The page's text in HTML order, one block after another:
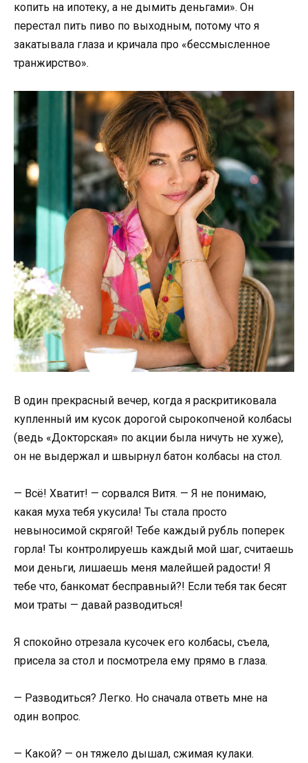
копить на ипотеку, а не дымить деньгами». Он
перестал пить пиво по выходным, потому что я
закатывала глаза и кричала про «бессмысленное
транжирство».
В один прекрасный вечер, когда я раскритиковала
купленный им кусок дорогой сырокопченой колбасы
(ведь «Докторская» по акции была ничуть не хуже),
он не выдержал и швырнул батон колбасы на стол.
— Всё! Хватит! — сорвался Витя. — Я не понимаю,
какая муха тебя укусила! Ты стала просто
невыносимой скрягой! Тебе каждый рубль поперек
горла! Ты контролируешь каждый мой шаг, считаешь
мои деньги, лишаешь меня малейшей радости! Я
тебе что, банкомат бесправный?! Если тебя так бесят
мои траты — давай разводиться!
Я спокойно отрезала кусочек его колбасы, съела,
присела за стол и посмотрела ему прямо в глаза.
— Разводиться? Легко. Но сначала ответь мне на
один вопрос.
— Какой? — он тяжело дышал, сжимая кулаки.